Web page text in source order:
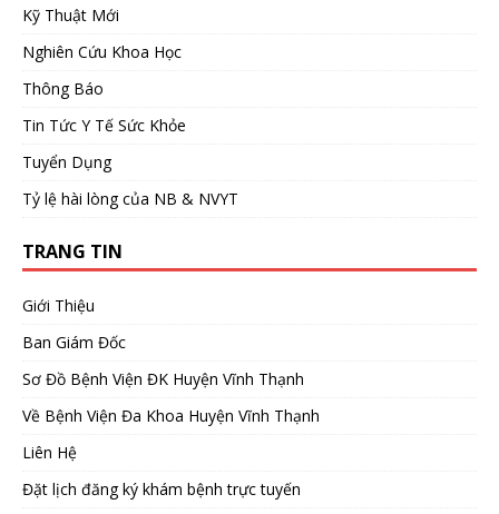
Kỹ Thuật Mới
Nghiên Cứu Khoa Học
Thông Báo
Tin Tức Y Tế Sức Khỏe
Tuyển Dụng
Tỷ lệ hài lòng của NB & NVYT
TRANG TIN
Giới Thiệu
Ban Giám Đốc
Sơ Đồ Bệnh Viện ĐK Huyện Vĩnh Thạnh
Về Bệnh Viện Đa Khoa Huyện Vĩnh Thạnh
Liên Hệ
Đặt lịch đăng ký khám bệnh trực tuyến